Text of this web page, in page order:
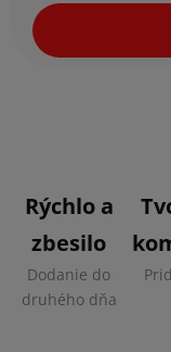
Jednotková cena:
Rýchlo a
zbesilo
Dodanie do
druhého dňa